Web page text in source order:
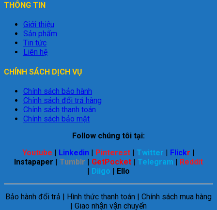
THÔNG TIN
Giới thiệu
Sản phẩm
Tin tức
Liên hệ
CHÍNH SÁCH DỊCH VỤ
Chính sách bảo hành
Chính sách đổi trả hàng
Chính sách thanh toán
Chính sách bảo mật
Follow chúng tôi tại:
Youtube | Linkedin | Pinterest | Twitter | Flickr |
Instapaper | Tumblr | GetPocket | Telegram | Reddit
| Diigo | Ello
Bảo hành đổi trả | Hình thức thanh toán | Chính sách mua hàng
| Giao nhận vận chuyển